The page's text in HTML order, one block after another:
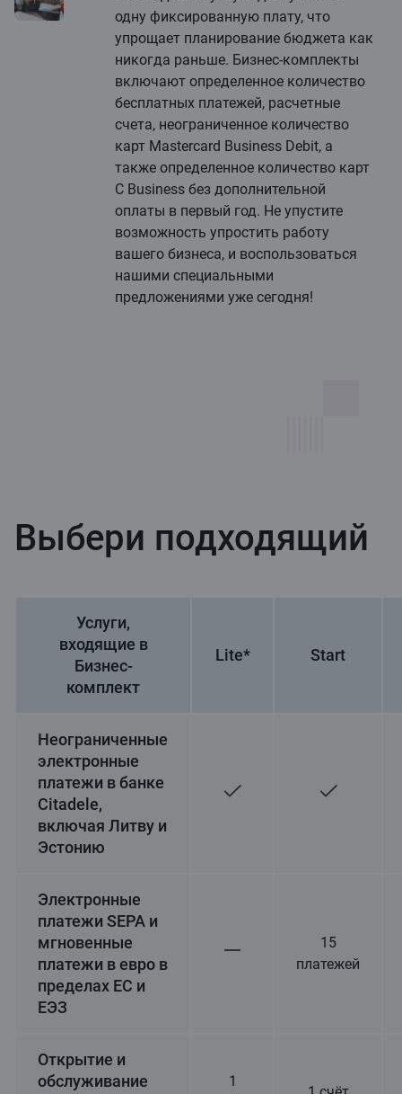
одну фиксированную плату, что
упрощает планирование бюджета как
никогда раньше. Бизнес-комплекты
включают определенное количество
бесплатных платежей, расчетные
счета, неограниченное количество
карт Mastercard Business Debit, а
также определенное количество карт
C Business без дополнительной
оплаты в первый год. Не упустите
возможность упростить работу
вашего бизнеса, и воспользоваться
нашими специальными
предложениями уже сегодня!
Выбери подходящий
Услуги,
входящие в
Бизнес-
комплект
Lite* Start
Неограниченные
электронные
платежи в банке
Citadele,
включая Литву и
Эстонию
Электронные
платежи SEPA и
мгновенные
платежи в евро в
пределах ЕС и
ЕЭЗ
15
платежей
Открытие и
обслуживание
1